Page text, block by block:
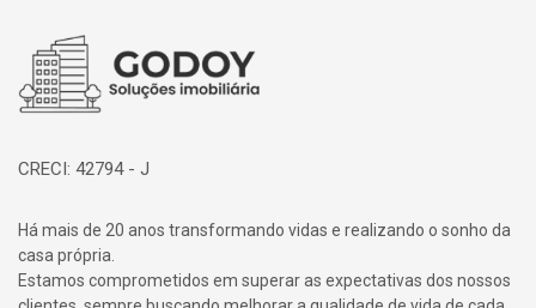
Página inicial
CRECI: 42794 - J
Há mais de 20 anos transformando vidas e realizando o sonho da
casa própria.
Estamos comprometidos em superar as expectativas dos nossos